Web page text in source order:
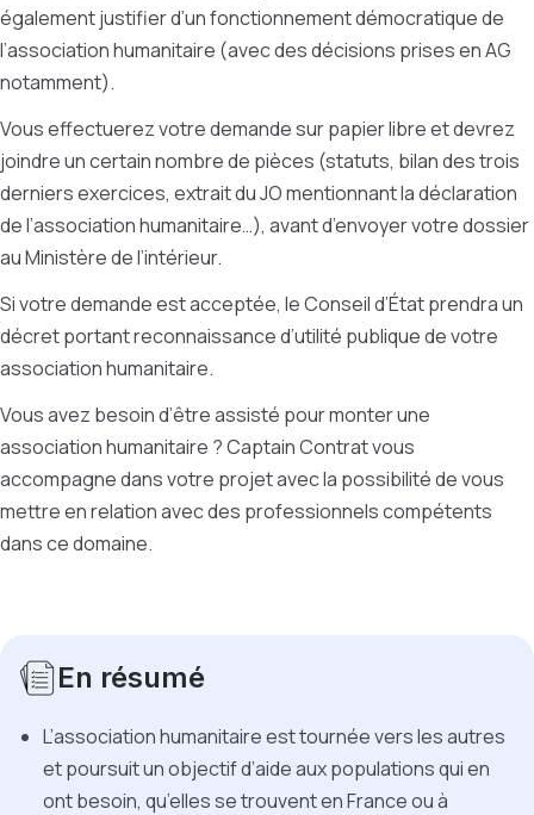
également justifier d’un fonctionnement démocratique de
l’association humanitaire (avec des décisions prises en AG
notamment).
Vous effectuerez votre demande sur papier libre et devrez
joindre un certain nombre de pièces (statuts, bilan des trois
derniers exercices, extrait du JO mentionnant la déclaration
de l’association humanitaire…), avant d’envoyer votre dossier
au Ministère de l’intérieur.
Si votre demande est acceptée, le Conseil d’État prendra un
décret portant reconnaissance d’utilité publique de votre
association humanitaire.
Vous avez besoin d’être assisté pour monter une
association humanitaire ? Captain Contrat vous
accompagne dans votre projet avec la possibilité de vous
mettre en relation avec des professionnels compétents
dans ce domaine.
En résumé
L’association humanitaire est tournée vers les autres
et poursuit un objectif d’aide aux populations qui en
ont besoin, qu’elles se trouvent en France ou à